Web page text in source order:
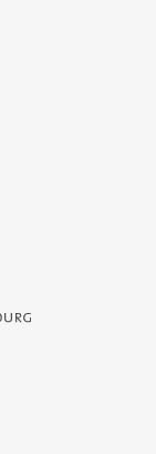
- Service